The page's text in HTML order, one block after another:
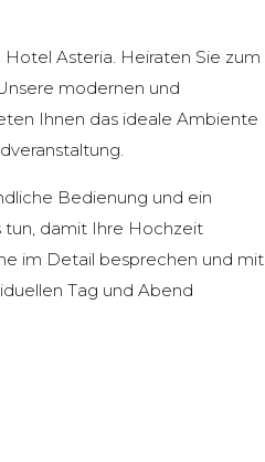
Asteria. Heiraten Sie zum
modernen und
Ihnen das ideale Ambiente
Bedienung und ein
tun, damit Ihre Hochzeit
im Detail besprechen und mit
Tag und Abend